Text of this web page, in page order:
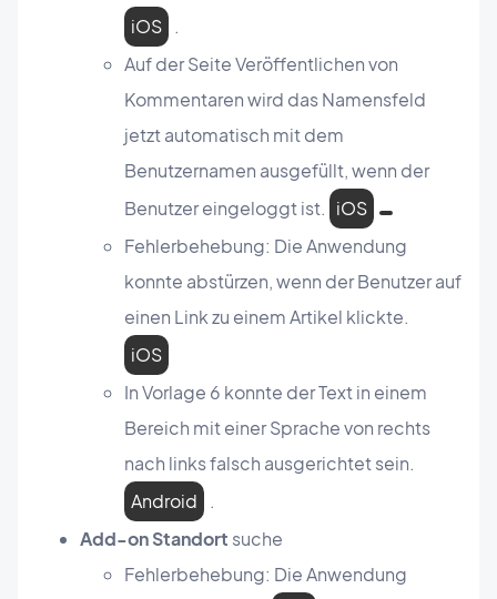
iOS .
Auf der Seite Veröffentlichen von
Kommentaren wird das Namensfeld
jetzt automatisch mit dem
Benutzernamen ausgefüllt, wenn der
Benutzer eingeloggt ist. iOS
Fehlerbehebung: Die Anwendung
konnte abstürzen, wenn der Benutzer auf
einen Link zu einem Artikel klickte.
iOS
In Vorlage 6 konnte der Text in einem
Bereich mit einer Sprache von rechts
nach links falsch ausgerichtet sein.
Android
.
Add-on Standort suche
Fehlerbehebung: Die Anwendung